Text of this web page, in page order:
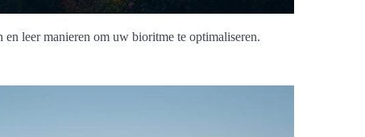
leer manieren om uw bioritme te optimaliseren.